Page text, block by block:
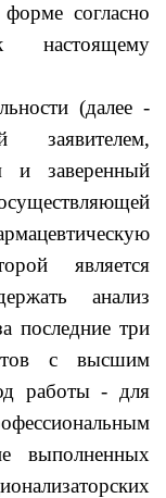
согласно
(далее -
заявителем,
и заверенный
является
анализ
последние три
с высшим
работы - для
выполненных